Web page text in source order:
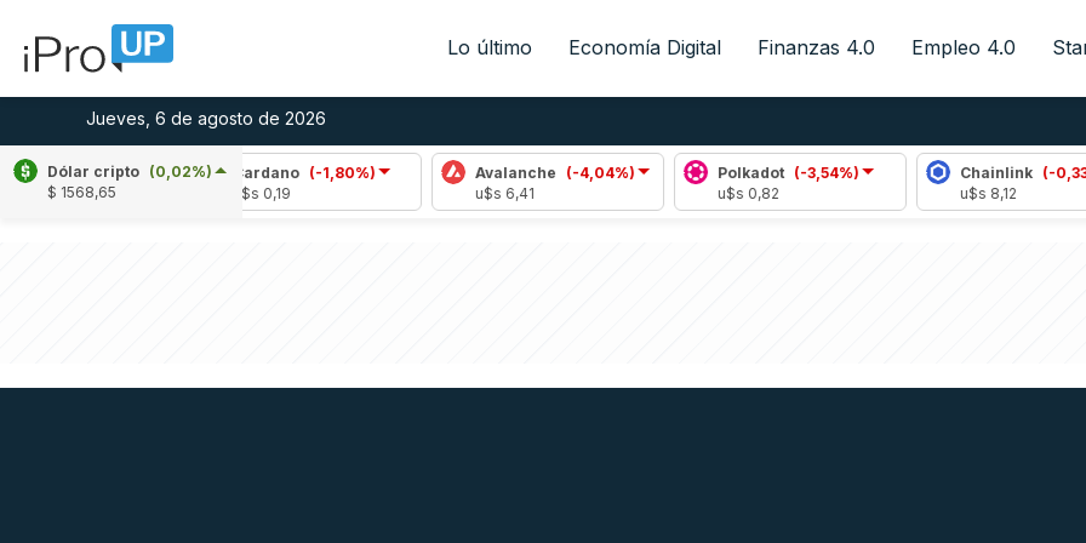
Lo último Economía Digital Finanzas 4.0 Empleo 4.0
Jueves, 6 de agosto de 2026
Dólar cripto (0,02%)
$ 1568,65
Cardano
(-1,80%)
Avalanche (-4,04%)
Polkadot
(-3,54%)
Chainlink
(-0,33%)